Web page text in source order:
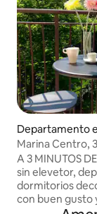
Departamento
Marina Centro,
A 3 MINUTOS
sin elevetor,
dormitorios
con buen gusto y